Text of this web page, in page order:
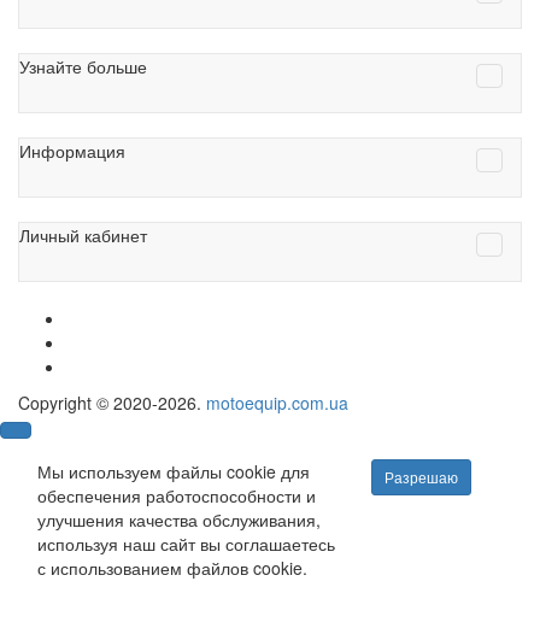
Узнайте больше
Информация
Личный кабинет
Copyright © 2020-2026. motoequip.com.ua
Мы используем файлы cookie для
обеспечения работоспособности и
улучшения качества обслуживания,
используя наш сайт вы соглашаетесь
с использованием файлов cookie.
Разрешаю